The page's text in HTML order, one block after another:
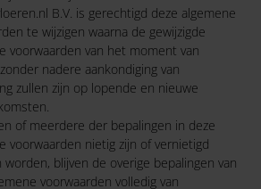
B.V. is gerechtigd deze algemene
te wijzigen waarna de gewijzigde
voorwaarden van het moment van
nadere aankondiging van
zullen zijn op lopende en nieuwe
of meerdere der bepalingen in deze
voorwaarden nietig zijn of vernietigd
blijven de overige bepalingen van
voorwaarden volledig van